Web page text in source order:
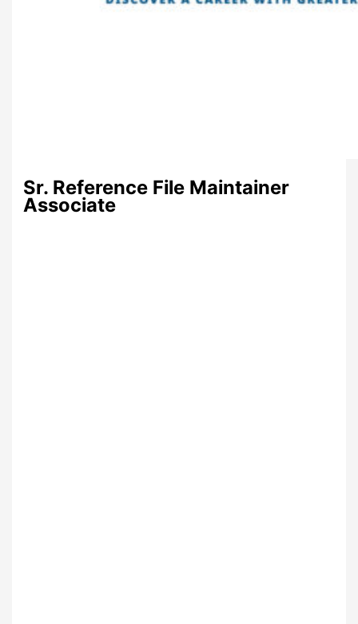
Sr. Reference File Maintainer
Associate